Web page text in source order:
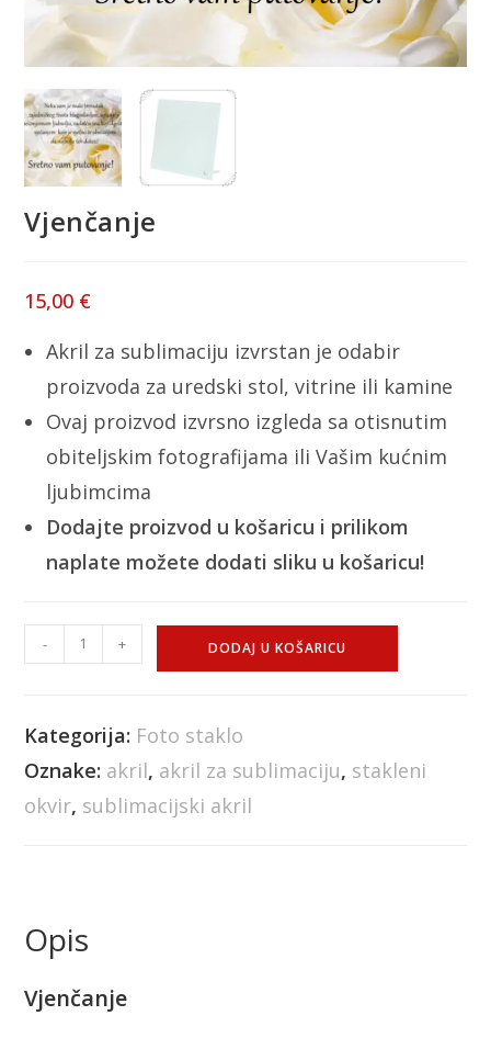
Vjenčanje
15,00 €
Akril za sublimaciju izvrstan je odabir
proizvoda za uredski stol, vitrine ili kamine
Ovaj proizvod izvrsno izgleda sa otisnutim
obiteljskim fotografijama ili Vašim kućnim
ljubimcima
Dodajte proizvod u košaricu i prilikom
naplate možete dodati sliku u košaricu!
- + DODAJ U KOŠARICU
Kategorija: Foto staklo
Oznake: akril, akril za sublimaciju, stakleni
okvir, sublimacijski akril
Opis
Vjenčanje